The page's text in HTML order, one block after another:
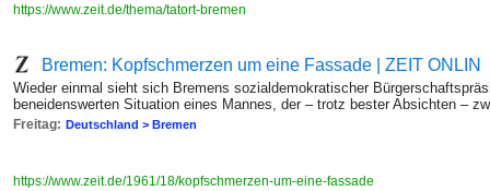
https://www.zeit.de/thema/tatort-bremen
Bremen: Kopfschmerzen um eine Fassade | ZEIT ONLIN
Wieder einmal sieht sich Bremens sozialdemokratischer
beneidenswerten Situation eines Mannes, der – trotz bester Absichten –
Freitag: Deutschland > Bremen
https://www.zeit.de/1961/18/kopfschmerzen-um-eine-fassade